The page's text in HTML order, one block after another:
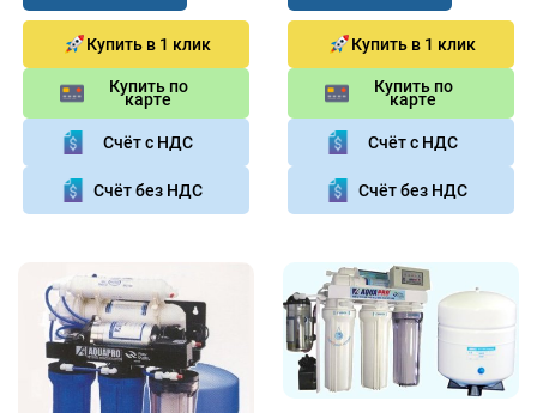
Купить в 1 клик
Купить по
карте
Счёт с НДС
Счёт без НДС
Купить в 1 клик
Купить по
карте
Счёт с НДС
Счёт без НДС